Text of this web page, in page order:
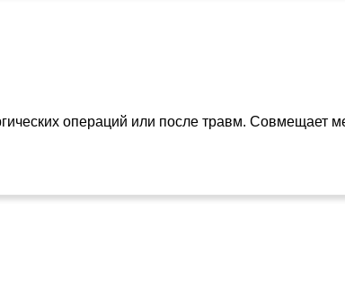
операций или после травм. Совмещает